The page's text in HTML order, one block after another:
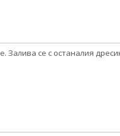
Залива се с останалия